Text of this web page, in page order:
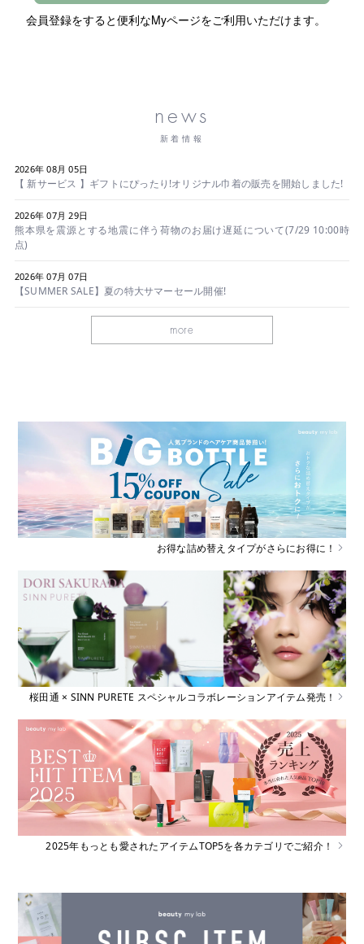
会員登録をすると便利なMyページをご利用いただけます。
news
新着情報
2026年 08月 05日
【 新サービス 】ギフトにぴったり!オリジナル巾着の販売を開始しました!
2026年 07月 29日
熊本県を震源とする地震に伴う荷物のお届け遅延について(7/29 10:00時
点)
2026年 07月 07日
【SUMMER SALE】夏の特大サマーセール開催!
more
お得な詰め替えタイプがさらにお得に！
桜田通 × SINN PURETE スペシャルコラボレーションアイテム発売！
2025年もっとも愛されたアイテムTOP5を各カテゴリでご紹介！